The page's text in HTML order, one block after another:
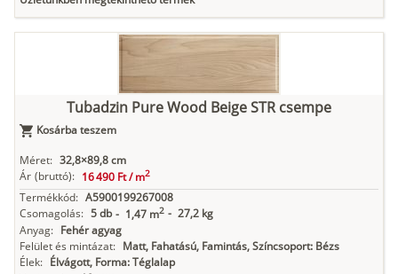
Tubadzin Pure Wood Beige STR csempe
Kosárba teszem
Méret: 32,8×89,8 cm
Ár (bruttó): 16 490 Ft /m2
Termékkód: A5900199267008
Csomagolás: 5 db - 1,47 m2 - 27,2 kg
Anyag: Fehér agyag
Felület és mintázat: Matt, Fahatású, Famintás, Színcsoport: Bézs
Élek: Élvágott, Forma: Téglalap